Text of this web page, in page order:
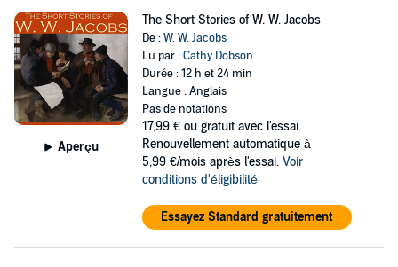
Aperçu
The Short Stories of W. W. Jacobs
De :W. W. Jacobs
Lu par :Cathy Dobson
Durée : 12 h et 24 min
Langue : Anglais
Pas de notations
17,99 € ou gratuit avec l'essai.
Renouvellement automatique à
5,99 €/mois après l'essai. Voir
conditions d'éligibilité
Essayez Standard gratuitement